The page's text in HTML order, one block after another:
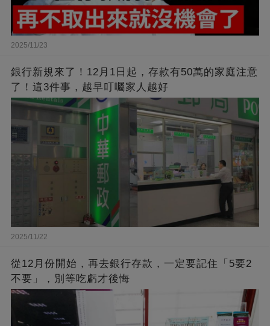
2025/11/23
銀行新規來了！12月1日起，存款有50萬的家庭注意
了！這3件事，越早叮囑家人越好
2025/11/22
從12月份開始，再去銀行存款，一定要記住「5要2
不要」，別等吃虧才後悔